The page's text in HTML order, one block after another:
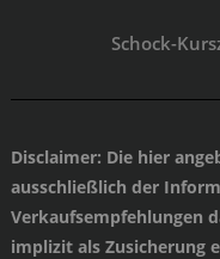
Schock-
Disclaimer: Die hier
ausschließlich der
Verkaufsempfehlungen
implizit als Zusicherung